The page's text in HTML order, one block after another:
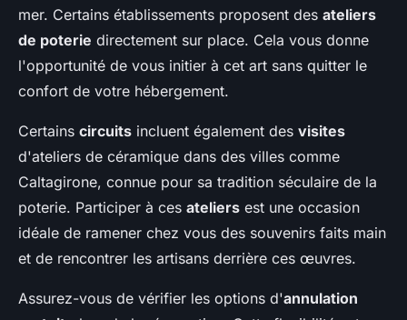
mer. Certains établissements proposent des ateliers
de poterie directement sur place. Cela vous donne
l'opportunité de vous initier à cet art sans quitter le
confort de votre hébergement.
Certains circuits incluent également des visites
d'ateliers de céramique dans des villes comme
Caltagirone, connue pour sa tradition séculaire de la
poterie. Participer à ces ateliers est une occasion
idéale de ramener chez vous des souvenirs faits main
et de rencontrer les artisans derrière ces œuvres.
Assurez-vous de vérifier les options d'annulation